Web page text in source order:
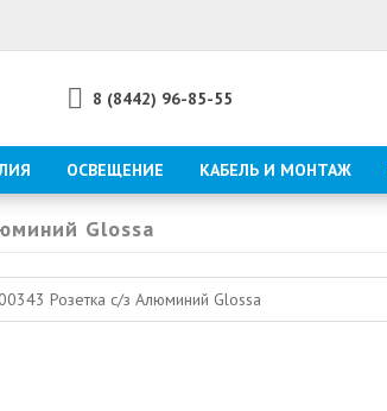
8 (8442) 96-85-55
ОСВЕЩЕНИЕ КАБЕЛЬ И МОНТАЖ
Glossa